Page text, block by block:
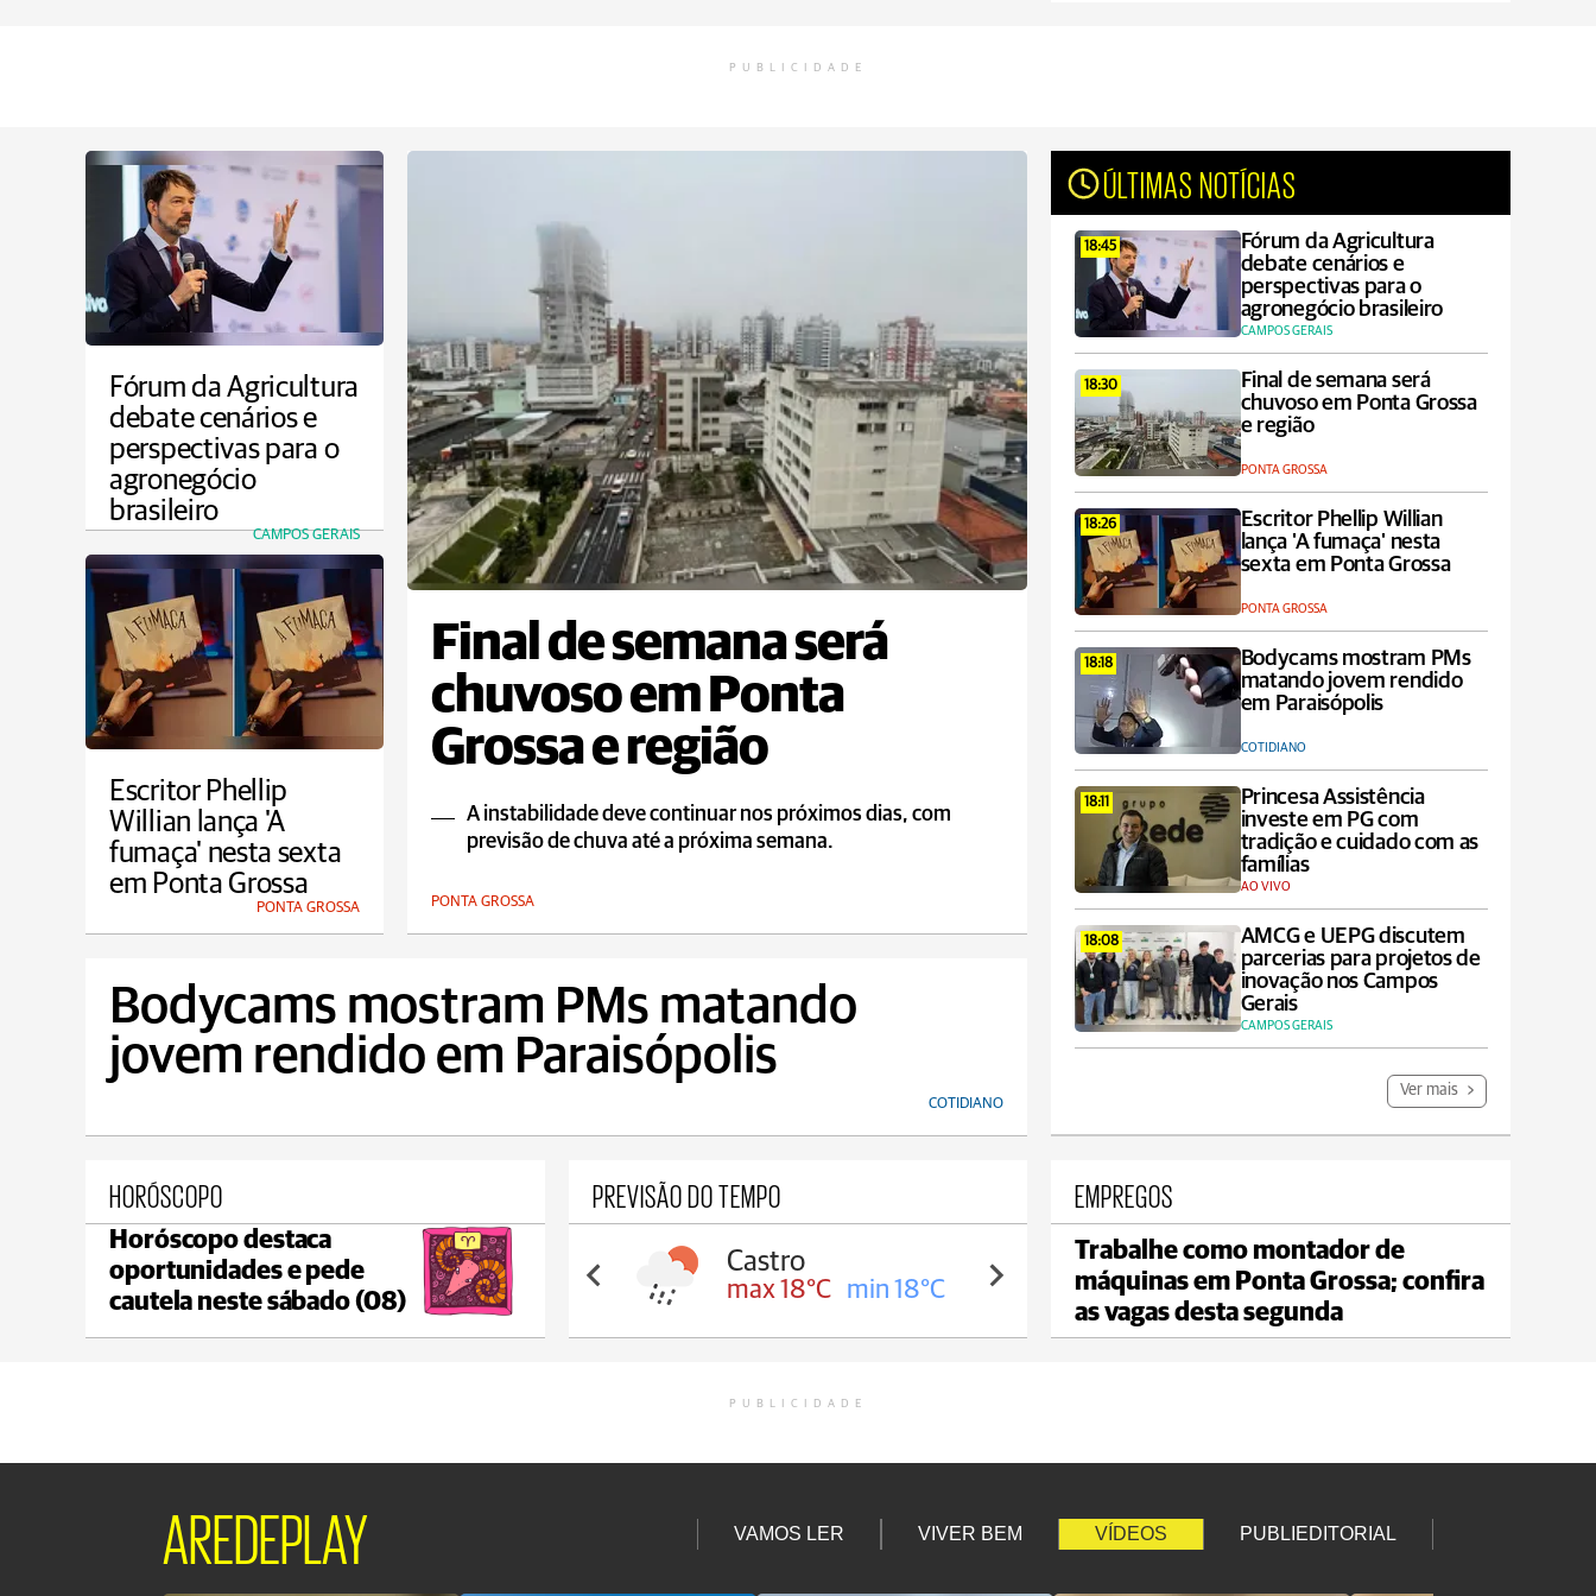
PUBLICIDADE
Fórum da Agricultura
debate cenários e
perspectivas para o
agronegócio
brasileiro
CAMPOS GERAIS
Final de semana será
chuvoso em Ponta
Grossa e região
A instabilidade deve continuar nos próximos dias, com
previsão de chuva até a próxima semana.
PONTA GROSSA
ÚLTIMAS NOTÍCIAS
18:45
Fórum da Agricultura
debate cenários e
perspectivas para o
agronegócio brasileiro
CAMPOS GERAIS
18:30
Final de semana será
chuvoso em Ponta Grossa
e região
PONTA GROSSA
18:26
Escritor Phellip Willian
lança 'A fumaça' nesta
sexta em Ponta Grossa
PONTA GROSSA
18:18
Bodycams mostram PMs
matando jovem rendido
em Paraisópolis
COTIDIANO
18:11
Princesa Assistência
investe em PG com
tradição e cuidado com as
famílias
AO VIVO
18:08
AMCG e UEPG discutem
parcerias para projetos de
inovação nos Campos
Gerais
CAMPOS GERAIS
Ver mais
Escritor Phellip
Willian lança 'A
fumaça' nesta sexta
em Ponta Grossa
PONTA GROSSA
Bodycams mostram PMs matando
jovem rendido em Paraisópolis
COTIDIANO
HORÓSCOPO
Horóscopo destaca
oportunidades e pede
cautela neste sábado (08)
PREVISÃO DO TEMPO
Ponta Grossa
max 17°C min 17°C
Castro
max 18°C min 18°C
Carambeí
max 18°C min 17°C
EMPREGOS
Trabalhe como montador de
máquinas em Ponta Grossa; confira
as vagas desta segunda
PUBLICIDADE
AREDEPLAY VAMOS LER VIVER BEM VÍDEOS PUBLIEDITORIAL